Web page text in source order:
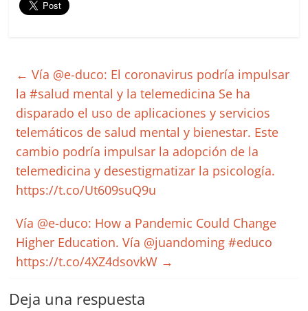
← Vía @e-duco: El coronavirus podría impulsar
la #salud mental y la telemedicina Se ha
disparado el uso de aplicaciones y servicios
telemáticos de salud mental y bienestar. Este
cambio podría impulsar la adopción de la
telemedicina y desestigmatizar la psicología.
https://t.co/Ut609suQ9u
Vía @e-duco: How a Pandemic Could Change
Higher Education. Vía @juandoming #educo
https://t.co/4XZ4dsovkW →
Deja una respuesta